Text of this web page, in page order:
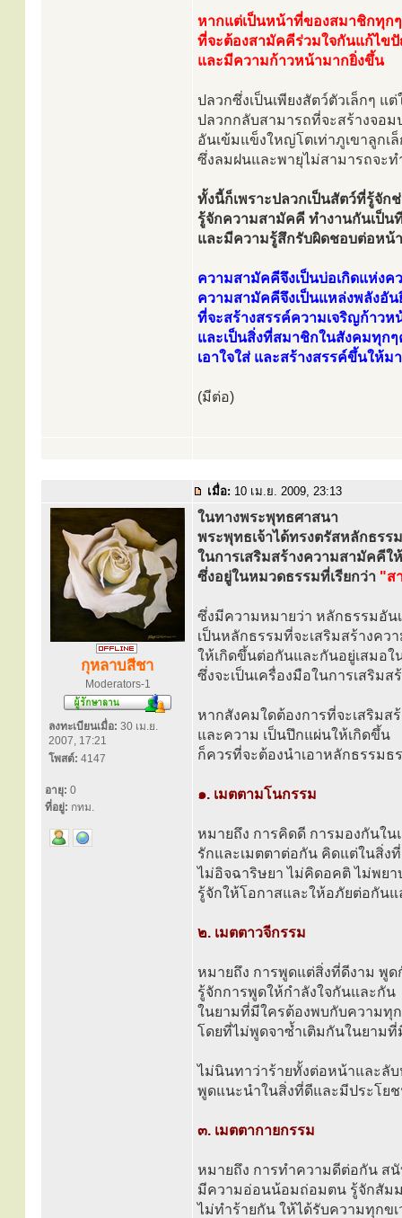
หากแต่เป็นหน้าที่ของสมาชิกทุก
ที่จะต้องสามัคคีร่วมใจกันแก้ไข
และมีความก้าวหน้ามากยิ่งขึ้น
ปลวกซึ่งเป็นเพียงสัตว์ตัวเล็กๆ แ
ปลวกกลับสามารถที่จะสร้างจอม
อันเข้มแข็งใหญ่โตเท่าภูเขาลูกเ
ซึ่งลมฝนและพายุไม่สามารถจะท
ทั้งนี้ก็เพราะปลวกเป็นสัตว์ที่รู้จัก
รู้จักความสามัคคี ทำงานกันเป็น
และมีความรู้สึกรับผิดชอบต่อหน้
ความสามัคคีจึงเป็นบ่อเกิดแห่งค
ความสามัคคีจึงเป็นแหล่งพลังอั
ที่จะสร้างสรรค์ความเจริญก้าว
และเป็นสิ่งที่สมาชิกในสังคมทุก
เอาใจใส่ และสร้างสรรค์ขึ้นให้ม
(มีต่อ)
เมื่อ: 10 เม.ย. 2009, 23:13
กุหลาบสีชา
Moderators-1
ลงทะเบียนเมื่อ: 30 เม.ย.
2007, 17:21
โพสต์: 4147
อายุ: 0
ที่อยู่: กทม.
ในทางพระพุทธศาสนา
พระพุทธเจ้าได้ทรงตรัสหลักธรร
ในการเสริมสร้างความสามัคคีใ
ซึ่งอยู่ในหมวดธรรมที่เรียกว่า "ส
ซึ่งมีความหมายว่า หลักธรรมอัน
เป็นหลักธรรมที่จะเสริมสร้างคว
ให้เกิดขึ้นต่อกันและกันอยู่เสมอใ
ซึ่งจะเป็นเครื่องมือในการเสริม
หากสังคมใดต้องการที่จะเสริมส
และความ เป็นปึกแผ่นให้เกิดขึ้น
ก็ควรที่จะต้องนำเอาหลักธรรมธ
๑. เมตตามโนกรรม
หมายถึง การคิดดี การมองกันใ
รักและเมตตาต่อกัน คิดแต่ในสิ่ง
ไม่อิจฉาริษยา ไม่คิดอคติ ไม่พย
รู้จักให้โอกาสและให้อภัยต่อกัน
๒. เมตตาวจีกรรม
หมายถึง การพูดแต่สิ่งที่ดีงาม พู
รู้จักการพูดให้กำลังใจกันและกัน
ในยามที่มีใครต้องพบกับความทุ
โดยที่ไม่พูดจาซ้ำเติมกันในยาม
ไม่นินทาว่าร้ายทั้งต่อหน้าและลับ
พูดแนะนำในสิ่งที่ดีและมีประโย
๓. เมตตากายกรรม
หมายถึง การทำความดีต่อกัน ส
มีความอ่อนน้อมถ่อมตน รู้จักสัมม
ไม่ทำร้ายกัน ให้ได้รับความทุกข